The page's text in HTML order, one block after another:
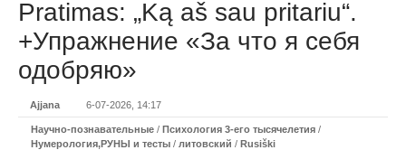
Pratimas: „Ką aš sau pritariu“.
+Упражнение «За что я себя
одобряю»
Ajjana 6-07-2026, 14:17
Научно-познавательные / Психология 3-его тысячелетия /
Нумерология,РУНЫ и тесты / литовский / Rusiški